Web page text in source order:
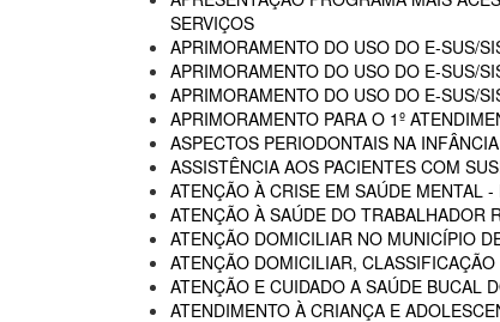
SERVIÇOS
APRIMORAMENTO DO USO DO E-SUS/
APRIMORAMENTO DO USO DO E-SUS/
APRIMORAMENTO DO USO DO E-SUS/
APRIMORAMENTO PARA O 1º
ASPECTOS PERIODONTAIS NA INFÂNCIA
ASSISTÊNCIA AOS PACIENTES COM
ATENÇÃO À CRISE EM SAÚDE MENTAL
ATENÇÃO À SAÚDE DO TRABALHADOR
ATENÇÃO DOMICILIAR NO MUNICÍPIO
ATENÇÃO DOMICILIAR,
ATENÇÃO E CUIDADO A SAÚDE BUCAL
ATENDIMENTO À CRIANÇA E